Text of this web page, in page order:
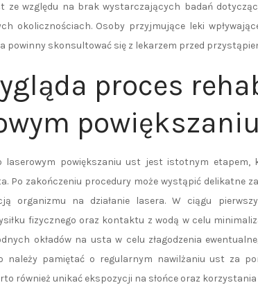
ze względu na brak wystarczających badań
okolicznościach. Osoby przyjmujące leki
powinny skonsultować się z lekarzem przed
proces
laserowym powiększaniu ust jest istotnym etapem,
Po zakończeniu procedury może wystąpić delikatne
organizmu na działanie lasera. W ciągu
fizycznego oraz kontaktu z wodą w celu
okładów na usta w celu złagodzenia
należy pamiętać o regularnym nawilżaniu ust za
również unikać ekspozycji na słońce oraz